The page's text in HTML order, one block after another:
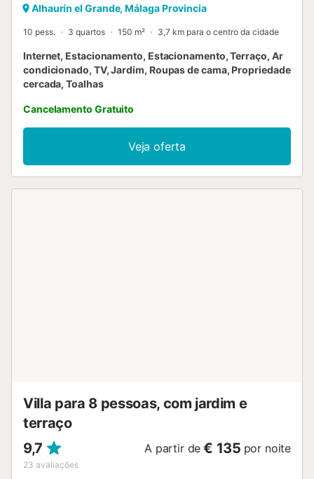
Alhaurín el Grande, Málaga Provincia
10 pess. 3 quartos 150 m² 3,7 km para o centro da cidade
Internet, Estacionamento, Estacionamento, Terraço, Ar
condicionado, TV, Jardim, Roupas de cama, Propriedade
cercada, Toalhas
Cancelamento Gratuito
Veja oferta
Villa para 8 pessoas, com jardim e
terraço
9,7
23 avaliações
A partir de € 135 por noite